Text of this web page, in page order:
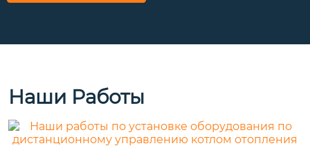
Наши Работы